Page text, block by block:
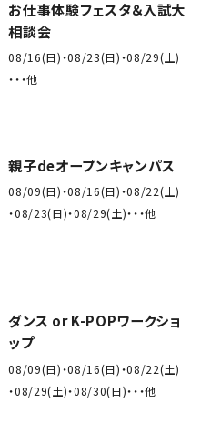
お仕事体験フェスタ＆入試大
相談会
08/16(日) 08/23(日) 08/29(土)
・・他
親子deオープンキャンパス
08/09(日) 08/16(日) 08/22(土)
08/23(日) 08/29(土) ・・他
ダンス or K-POPワークショ
ップ
08/09(日) 08/16(日) 08/22(土)
08/29(土) 08/30(日) ・・他